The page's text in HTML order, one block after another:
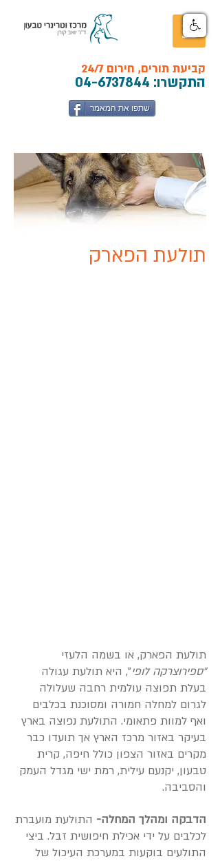
קביעת תורים, חירום 24/7
התקשרו: 04-6737844
שתפו את המאמר
תולעת הפארק
תולעת הפארק, או בשמה הלעזי
"ספירוצרקה לופי", היא תולעת עגולה
בעלת תפוצה עולמית רחבה שעלולה
לגרום למחלה חמורה ומסוכנת בכלבים
ואף למוות פתאומי. התולעת נפוצה בארץ
בעיקר באזור מרכז הארץ אך תועדו כבר
מקרים באזור הצפון כולל חיפה, קרית
טבעון, יקנעם עילית, רמת ישי מגדל העמק
והסביבה.
הדבקה ומהלך המחלה- התולעת מועברת
לכלבים על ידי אכילת חיפושית זבל. ביצי
התולעים בוקעות במערכת העיכול של